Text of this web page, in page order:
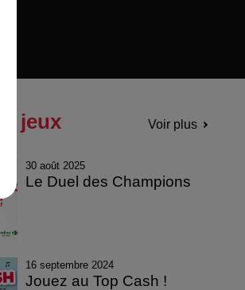
jeux Voir plus
30 août 2025
Le Duel des Champions
16 septembre 2024
Jouez au Top Cash !